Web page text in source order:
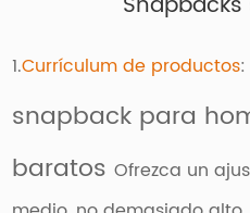
1.Currículum de productos
snapback para
baratosOfrezca un